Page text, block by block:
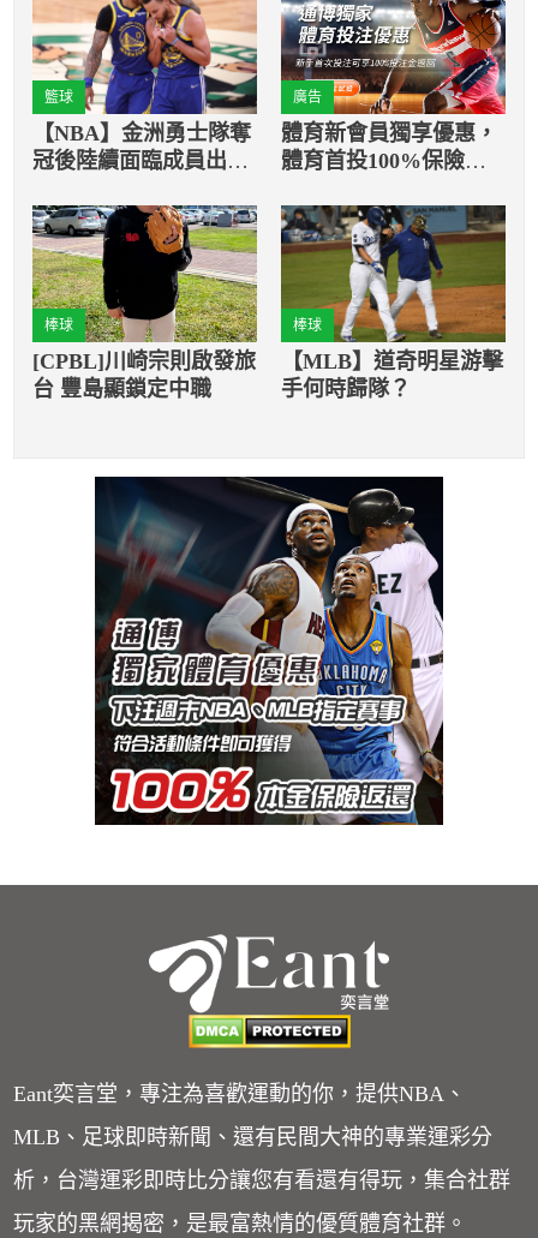
籃球
【NBA】金洲勇士隊奪
冠後陸續面臨成員出
終轉戰拓荒者
廣告
體育新會員獨享優惠，
體育首投100%保險返
棒球
[CPBL]川崎宗則啟發旅
台 豐島顯鎖定中職
棒球
【MLB】道奇明星游擊
手何時歸隊？
Eant奕言堂，專注為喜歡運動的你，提供NBA、
MLB、足球即時新聞、還有民間大神的專業運彩分
析，台灣運彩即時比分讓您有看還有得玩，集合社群
玩家的黑網揭密，是最富熱情的優質體育社群。